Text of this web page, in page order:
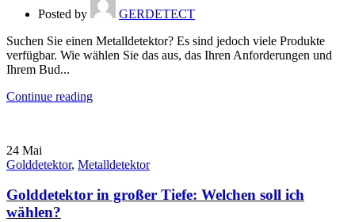
Posted by
GERDETECT
Suchen Sie einen Metalldetektor? Es sind jedoch viele Produkte
verfügbar. Wie wählen Sie das aus, das Ihren Anforderungen und
Ihrem Bud...
Continue reading
24 Mai
Golddetektor, Metalldetektor
Golddetektor in großer Tiefe: Welchen soll ich
wählen?